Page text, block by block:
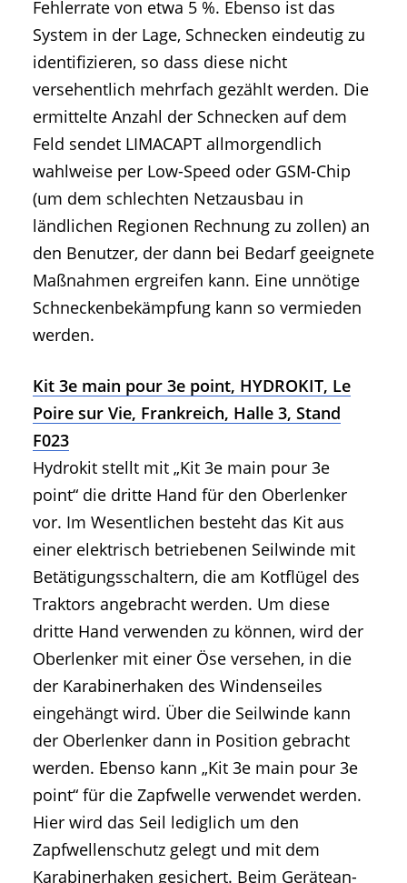
Fehlerrate von etwa 5 %. Ebenso ist das
System in der Lage, Schnecken eindeutig zu
identifizieren, so dass diese nicht
versehentlich mehrfach gezählt werden. Die
ermittelte Anzahl der Schnecken auf dem
Feld sendet LIMACAPT allmorgendlich
wahlweise per Low-Speed oder GSM-Chip
(um dem schlechten Netzausbau in
ländlichen Regionen Rechnung zu zollen) an
den Benutzer, der dann bei Bedarf geeignete
Maßnahmen ergreifen kann. Eine unnötige
Schneckenbekämpfung kann so vermieden
werden.
Kit 3e main pour 3e point, HYDROKIT, Le
Poire sur Vie, Frankreich, Halle 3, Stand
F023
Hydrokit stellt mit „Kit 3e main pour 3e
point“ die dritte Hand für den Oberlenker
vor. Im Wesentlichen besteht das Kit aus
einer elektrisch betriebenen Seilwinde mit
Betätigungsschaltern, die am Kotflügel des
Traktors angebracht werden. Um diese
dritte Hand verwenden zu können, wird der
Oberlenker mit einer Öse versehen, in die
der Karabinerhaken des Windenseiles
eingehängt wird. Über die Seilwinde kann
der Oberlenker dann in Position gebracht
werden. Ebenso kann „Kit 3e main pour 3e
point“ für die Zapfwelle verwendet werden.
Hier wird das Seil lediglich um den
Zapfwellenschutz gelegt und mit dem
Karabinerhaken gesichert. Beim Gerätean-